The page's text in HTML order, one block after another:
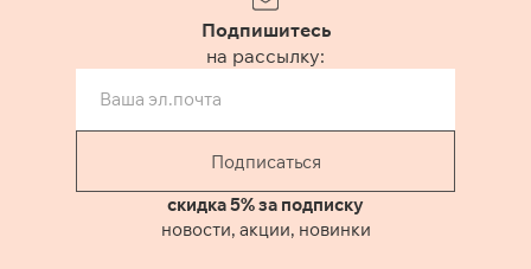
Подпишитесь
на рассылку:
Подписаться
скидка 5% за подписку
новости, акции, новинки